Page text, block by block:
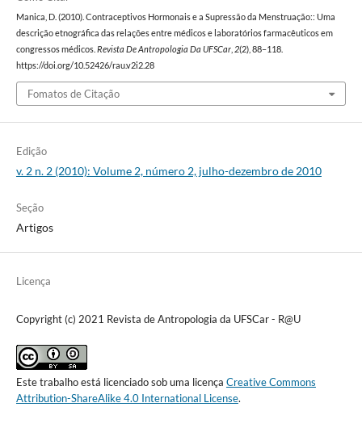
Manica, D. (2010). Contraceptivos Hormonais e a Supressão da Menstruação:: Uma
descrição etnográfica das relações entre médicos e laboratórios farmacêuticos em
congressos médicos. Revista De Antropologia Da UFSCar, 2(2), 88–118.
https://doi.org/10.52426/rau.v2i2.28
Fomatos de Citação
Edição
v. 2 n. 2 (2010): Volume 2, número 2, julho-dezembro de 2010
Seção
Artigos
Licença
Copyright (c) 2021 Revista de Antropologia da UFSCar - R@U
Este trabalho está licenciado sob uma licença Creative Commons
Attribution-ShareAlike 4.0 International License.